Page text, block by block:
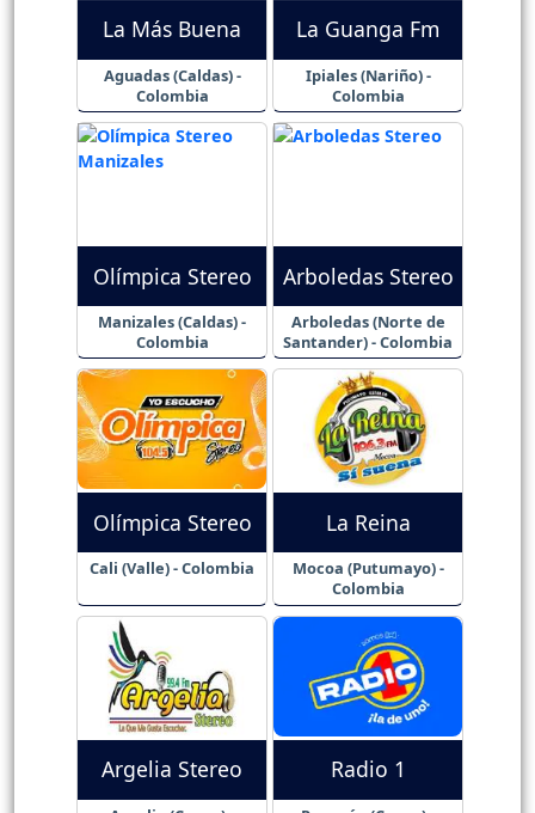
La Más Buena
Aguadas (Caldas) -
Colombia
La Guanga Fm
Ipiales (Nariño) -
Colombia
Olímpica Stereo
Manizales (Caldas) -
Colombia
Arboledas Stereo
Arboledas (Norte de
Santander) - Colombia
Olímpica Stereo
Cali (Valle) - Colombia
La Reina
Mocoa (Putumayo) -
Colombia
Argelia Stereo Radio 1